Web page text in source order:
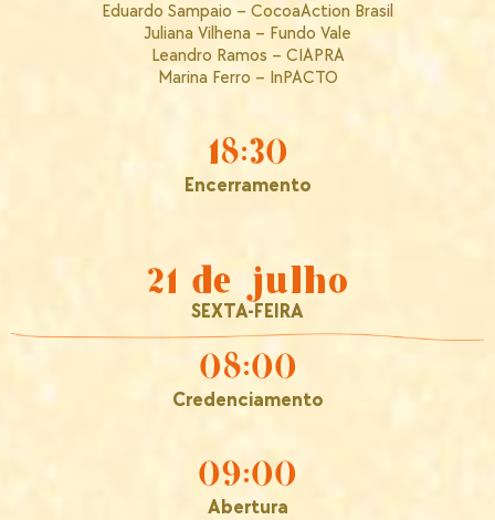
Eduardo Sampaio – CocoaAction Brasil
Juliana Vilhena – Fundo Vale
Leandro Ramos – CIAPRA
Marina Ferro – InPACTO
18:30
Encerramento
21 de julho
SEXTA-FEIRA
08:00
Credenciamento
09:00
Abertura